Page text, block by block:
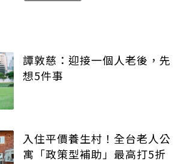
譚敦慈：迎接一個人老後，先
想5件事
入住平價養生村！全台老人公
寓「政策型補助」最高打5折